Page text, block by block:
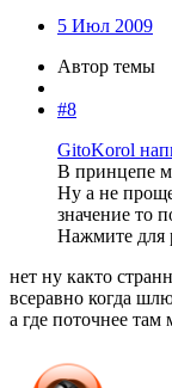
5 Июл 2009
Автор темы
#8
GitoKorol
В принцепе
Ну а не
значение то
Нажмите для
нет ну както
всеравно когда
а где поточнее